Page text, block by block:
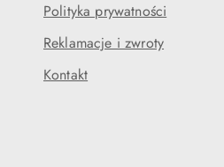
Polityka prywatności
Reklamacje i zwroty
Kontakt